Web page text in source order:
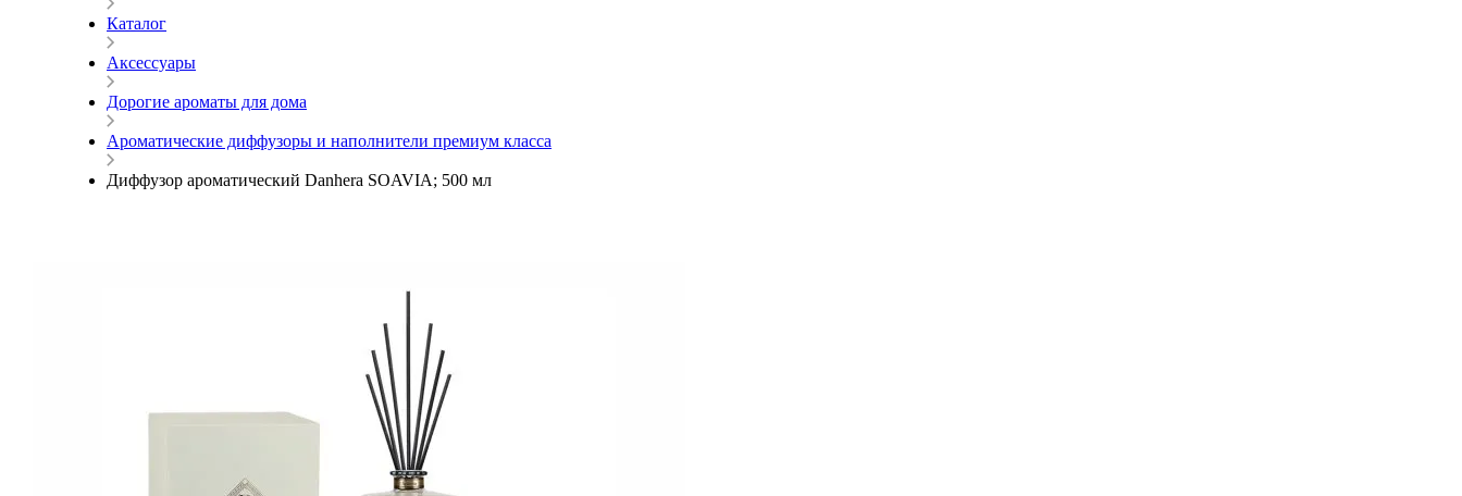
Каталог
Аксессуары
Дорогие ароматы для дома
Ароматические диффузоры и наполнители премиум класса
Диффузор ароматический Danhera SOAVIA; 500 мл